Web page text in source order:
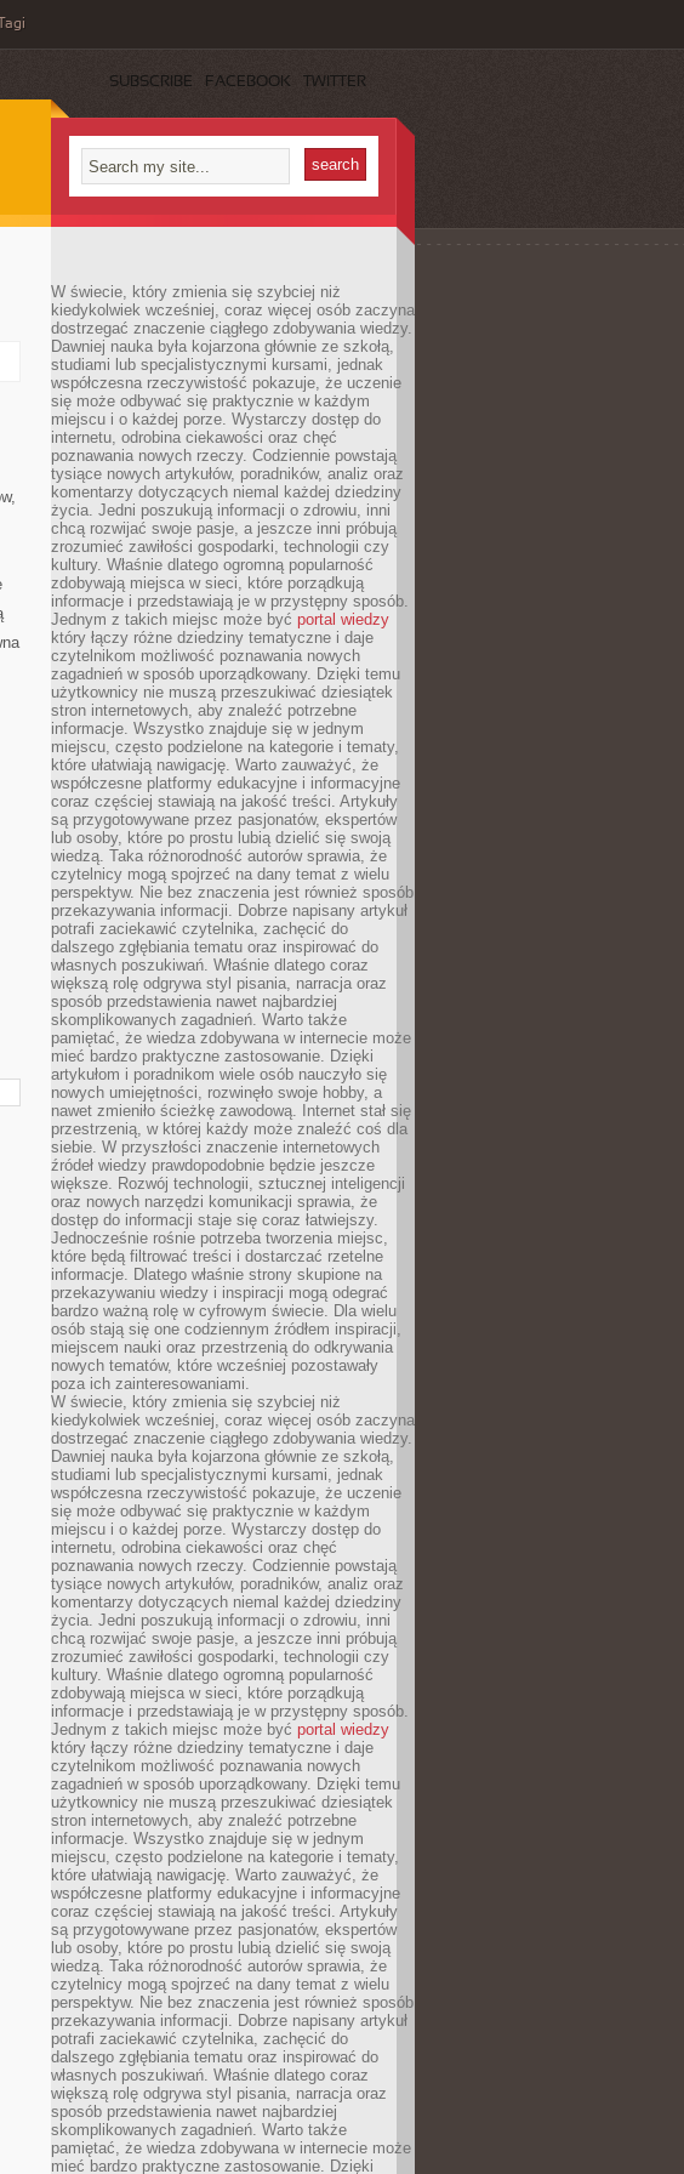
Tagi
SUBSCRIBE FACEBOOK TWITTER
W świecie, który zmienia się szybciej niż
kiedykolwiek wcześniej, coraz więcej osób zaczyna
dostrzegać znaczenie ciągłego zdobywania wiedzy.
Dawniej nauka była kojarzona głównie ze szkołą,
studiami lub specjalistycznymi kursami, jednak
współczesna rzeczywistość pokazuje, że uczenie
się może odbywać się praktycznie w każdym
miejscu i o każdej porze. Wystarczy dostęp do
internetu, odrobina ciekawości oraz chęć
poznawania nowych rzeczy. Codziennie powstają
tysiące nowych artykułów, poradników, analiz oraz
komentarzy dotyczących niemal każdej dziedziny
życia. Jedni poszukują informacji o zdrowiu, inni
chcą rozwijać swoje pasje, a jeszcze inni próbują
zrozumieć zawiłości gospodarki, technologii czy
kultury. Właśnie dlatego ogromną popularność
zdobywają miejsca w sieci, które porządkują
informacje i przedstawiają je w przystępny sposób.
Jednym z takich miejsc może być portal wiedzy
który łączy różne dziedziny tematyczne i daje
czytelnikom możliwość poznawania nowych
zagadnień w sposób uporządkowany. Dzięki temu
użytkownicy nie muszą przeszukiwać dziesiątek
stron internetowych, aby znaleźć potrzebne
informacje. Wszystko znajduje się w jednym
miejscu, często podzielone na kategorie i tematy,
które ułatwiają nawigację. Warto zauważyć, że
współczesne platformy edukacyjne i informacyjne
coraz częściej stawiają na jakość treści. Artykuły
są przygotowywane przez pasjonatów, ekspertów
lub osoby, które po prostu lubią dzielić się swoją
wiedzą. Taka różnorodność autorów sprawia, że
czytelnicy mogą spojrzeć na dany temat z wielu
perspektyw. Nie bez znaczenia jest również sposób
przekazywania informacji. Dobrze napisany artykuł
potrafi zaciekawić czytelnika, zachęcić do
dalszego zgłębiania tematu oraz inspirować do
własnych poszukiwań. Właśnie dlatego coraz
większą rolę odgrywa styl pisania, narracja oraz
sposób przedstawienia nawet najbardziej
skomplikowanych zagadnień. Warto także
pamiętać, że wiedza zdobywana w internecie może
mieć bardzo praktyczne zastosowanie. Dzięki
artykułom i poradnikom wiele osób nauczyło się
nowych umiejętności, rozwinęło swoje hobby, a
nawet zmieniło ścieżkę zawodową. Internet stał się
przestrzenią, w której każdy może znaleźć coś dla
siebie. W przyszłości znaczenie internetowych
źródeł wiedzy prawdopodobnie będzie jeszcze
większe. Rozwój technologii, sztucznej inteligencji
oraz nowych narzędzi komunikacji sprawia, że
dostęp do informacji staje się coraz łatwiejszy.
Jednocześnie rośnie potrzeba tworzenia miejsc,
które będą filtrować treści i dostarczać rzetelne
informacje. Dlatego właśnie strony skupione na
przekazywaniu wiedzy i inspiracji mogą odegrać
bardzo ważną rolę w cyfrowym świecie. Dla wielu
osób stają się one codziennym źródłem inspiracji,
miejscem nauki oraz przestrzenią do odkrywania
nowych tematów, które wcześniej pozostawały
poza ich zainteresowaniami.
W świecie, który zmienia się szybciej niż
kiedykolwiek wcześniej, coraz więcej osób zaczyna
dostrzegać znaczenie ciągłego zdobywania wiedzy.
Dawniej nauka była kojarzona głównie ze szkołą,
studiami lub specjalistycznymi kursami, jednak
współczesna rzeczywistość pokazuje, że uczenie
się może odbywać się praktycznie w każdym
miejscu i o każdej porze. Wystarczy dostęp do
internetu, odrobina ciekawości oraz chęć
poznawania nowych rzeczy. Codziennie powstają
tysiące nowych artykułów, poradników, analiz oraz
komentarzy dotyczących niemal każdej dziedziny
życia. Jedni poszukują informacji o zdrowiu, inni
chcą rozwijać swoje pasje, a jeszcze inni próbują
zrozumieć zawiłości gospodarki, technologii czy
kultury. Właśnie dlatego ogromną popularność
zdobywają miejsca w sieci, które porządkują
informacje i przedstawiają je w przystępny sposób.
Jednym z takich miejsc może być portal wiedzy
który łączy różne dziedziny tematyczne i daje
czytelnikom możliwość poznawania nowych
zagadnień w sposób uporządkowany. Dzięki temu
użytkownicy nie muszą przeszukiwać dziesiątek
stron internetowych, aby znaleźć potrzebne
informacje. Wszystko znajduje się w jednym
miejscu, często podzielone na kategorie i tematy,
które ułatwiają nawigację. Warto zauważyć, że
współczesne platformy edukacyjne i informacyjne
coraz częściej stawiają na jakość treści. Artykuły
są przygotowywane przez pasjonatów, ekspertów
lub osoby, które po prostu lubią dzielić się swoją
wiedzą. Taka różnorodność autorów sprawia, że
czytelnicy mogą spojrzeć na dany temat z wielu
perspektyw. Nie bez znaczenia jest również sposób
przekazywania informacji. Dobrze napisany artykuł
potrafi zaciekawić czytelnika, zachęcić do
dalszego zgłębiania tematu oraz inspirować do
własnych poszukiwań. Właśnie dlatego coraz
większą rolę odgrywa styl pisania, narracja oraz
sposób przedstawienia nawet najbardziej
skomplikowanych zagadnień. Warto także
pamiętać, że wiedza zdobywana w internecie może
mieć bardzo praktyczne zastosowanie. Dzięki